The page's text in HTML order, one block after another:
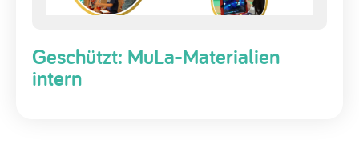
Geschützt: MuLa-Materialien
intern